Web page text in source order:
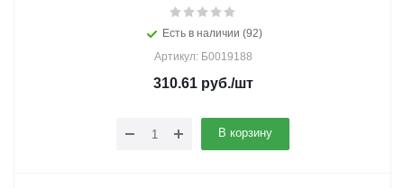
Есть в наличии (92)
Артикул: Б0019188
310.61руб./шт
В корзину